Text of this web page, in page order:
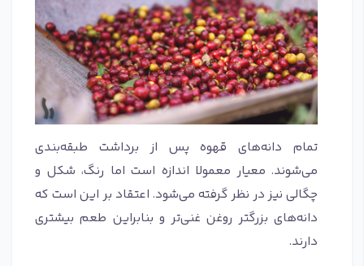
تمام دانه‌های قهوه پس از برداشت طبقه‌بندی
می‌شوند. معیار معمولا اندازه است اما رنگ، شکل و
چگالی نیز در نظر گرفته می‌شود. اعتقاد بر این است که
دانه‌های بزرگتر روغن غنی‌تر و بنابراین طعم بیشتری
دارند.